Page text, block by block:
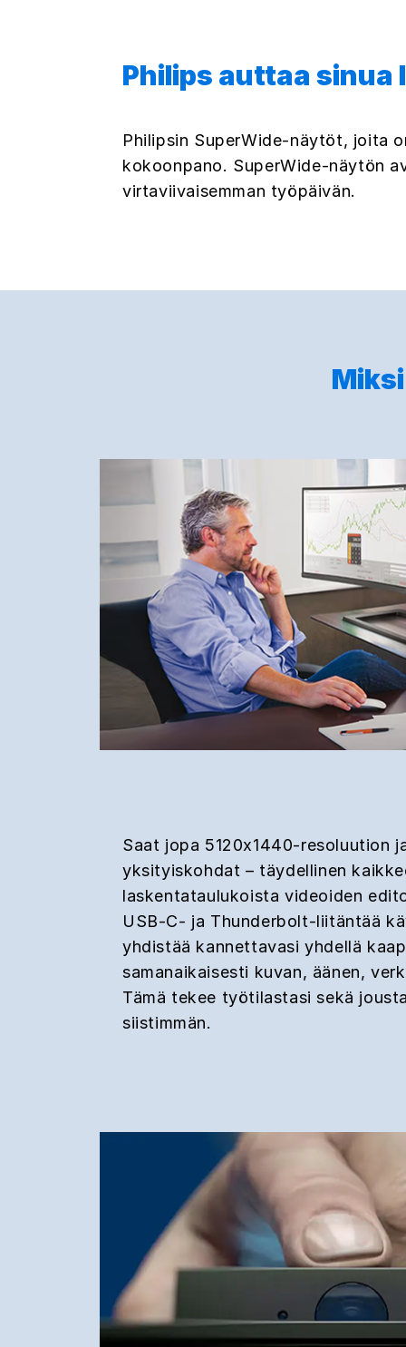
Philips auttaa
Philipsin SuperWide-näytöt, joita
kokoonpano. SuperWide-näytön
virtaviivaisemman työpäivän.
Saat jopa 5120x1440-resoluution
yksityiskohdat – täydellinen
laskentataulukoista videoiden
USB-C- ja Thunderbolt-liitäntää
yhdistää kannettavasi yhdellä
samanaikaisesti kuvan, äänen,
Tämä tekee työtilastasi sekä
siistimmän.